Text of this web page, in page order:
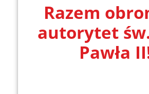
Razem
autorytet
Pawła